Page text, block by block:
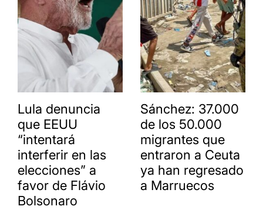
Lula denuncia
que EEUU
“intentará
interferir en las
elecciones” a
favor de Flávio
Bolsonaro
Sánchez: 37.000
de los 50.000
migrantes que
entraron a Ceuta
ya han regresado
a Marruecos